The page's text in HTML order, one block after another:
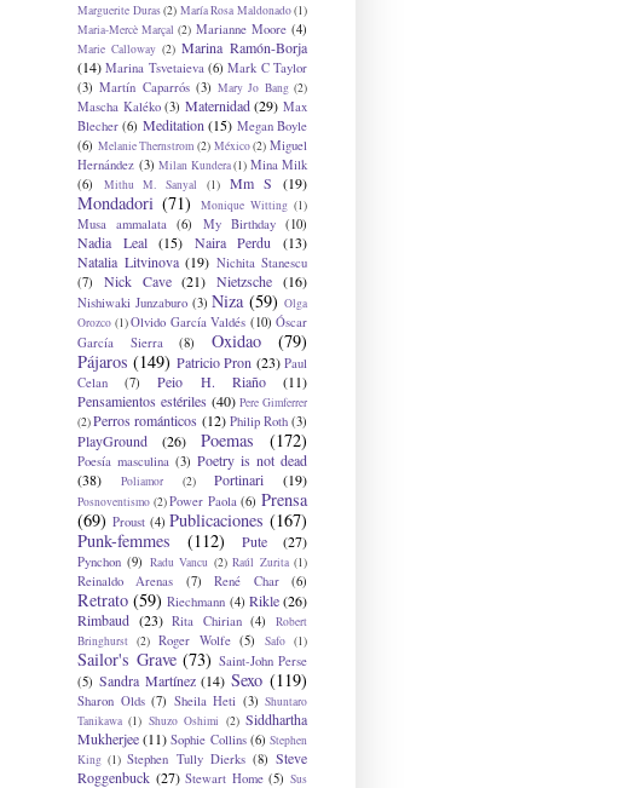
Marguerite Duras(2) María Rosa Maldonado(1)
Maria-Mercè Marçal (2) Marianne Moore (4)
Marie Calloway (2) Marina Ramón-Borja
(14) Marina Tsvetaieva (6) Mark C Taylor
(3) Martín Caparrós (3) Mary Jo Bang (2)
Mascha Kaléko (3) Maternidad (29) Max
Blecher (6) Meditation (15) Megan Boyle
(6) Melanie Thernstrom (2) México (2) Miguel
Hernández (3) Milan Kundera(1) Mina Milk
(6)
Mithu M. Sanyal (1) Mm S (19)
Mondadori (71) Monique Witting (1)
Musa ammalata (6) My Birthday (10)
Nadia Leal (15) Naira Perdu
(13)
Natalia Litvinova (19) Nichita Stanescu
(7)
Nick Cave (21) Nietzsche (16)
Nishiwaki Junzaburo (3) Niza (59) Olga
Orozco (1)Olvido García Valdés (10) Óscar
García Sierra
(8) Oxidao
(79)
Pájaros (149) Patricio Pron (23) Paul
Celan
(7) Peio H. Riaño
(11)
Pensamientos estériles (40) Pere Gimferrer
(2)Perros románticos (12) Philip Roth (3)
PlayGround (26) Poemas (172)
Poesía masculina (3) Poetry is not dead
(38)
Poliamor (2) Portinari (19)
Posnoventismo (2) Power Paola (6) Prensa
(69) Proust (4) Publicaciones (167)
Punk-femmes
(112) Pute (27)
Pynchon (9) Radu Vancu (2) Raúl Zurita (1)
Reinaldo Arenas (7) René Char (6)
Retrato (59) Riechmann (4) Rikle (26)
Rimbaud (23) Rita Chirian (4)
Robert
Bringhurst (2) Roger Wolfe (5) Safo (1)
Sailor's Grave (73) Saint-John Perse
(5) Sandra Martínez (14) Sexo (119)
Sharon Olds (7) Sheila Heti (3) Shuntaro
Tanikawa (1) Shuzo Oshimi (2) Siddhartha
Mukherjee (11) Sophie Collins (6) Stephen
King (1) Stephen Tully Dierks (8) Steve
Roggenbuck (27) Stewart Home (5) Sus